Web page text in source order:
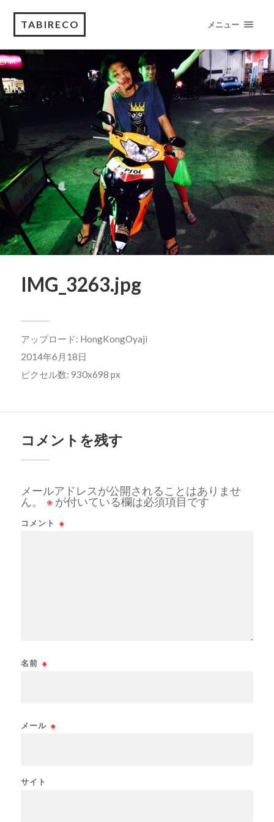
TABIRECO メニュー
IMG_3263.jpg
アップロード: HongKongOyaji
2014年6月18日
ピクセル数: 930x698 px
コメントを残す
メールアドレスが公開されることはありませ
ん。
※ が付いている欄は必須項目です
コメント ※
名前 ※
メール ※
サイト